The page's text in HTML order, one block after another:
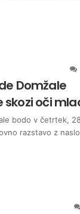
Domžale
oči
bodo v četrtek,
razstavo z